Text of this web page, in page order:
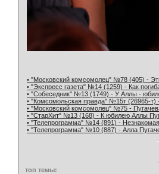
• "Московский комсомолец" №78 (405) -
• "Экспресс газета" №14 (1259) - Как
• "Собеседник" №13 (1749) - У Аллы -
• "Комсомольская правда" №15т (26965-
• "Московский комсомолец" №75 -
• "СтарХит" №13 (168) - К юбилею Аллы
• "Телепрограмма" №14 (891) -
• "Телепрограмма" №10 (887) - Алла
топ темы: